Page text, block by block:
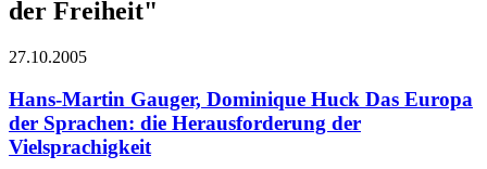
der Freiheit"
27.10.2005
Hans-Martin Gauger, Dominique Huck Das Europa
der Sprachen: die Herausforderung der
Vielsprachigkeit